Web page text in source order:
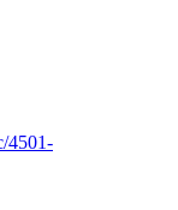
4501-